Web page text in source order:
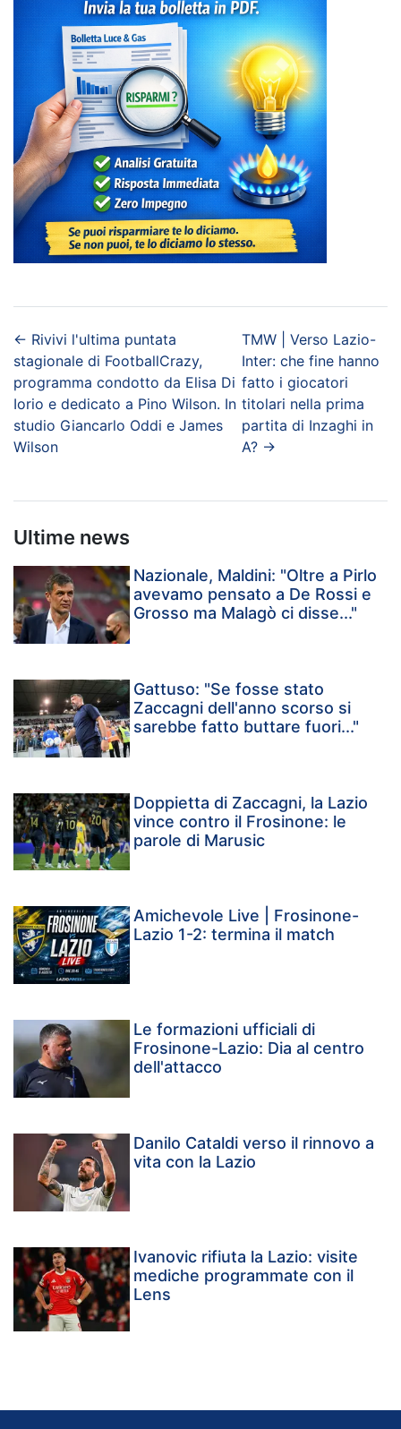
← Rivivi l'ultima puntata
stagionale di FootballCrazy,
programma condotto da Elisa Di
Iorio e dedicato a Pino Wilson. In
studio Giancarlo Oddi e James
Wilson
TMW | Verso Lazio-
Inter: che fine hanno
fatto i giocatori
titolari nella prima
partita di Inzaghi in
A? →
Ultime news
Nazionale, Maldini: "Oltre a Pirlo
avevamo pensato a De Rossi e
Grosso ma Malagò ci disse..."
Gattuso: "Se fosse stato
Zaccagni dell'anno scorso si
sarebbe fatto buttare fuori..."
Doppietta di Zaccagni, la Lazio
vince contro il Frosinone: le
parole di Marusic
Amichevole Live | Frosinone-
Lazio 1-2: termina il match
Le formazioni ufficiali di
Frosinone-Lazio: Dia al centro
dell'attacco
Danilo Cataldi verso il rinnovo a
vita con la Lazio
Ivanovic rifiuta la Lazio: visite
mediche programmate con il
Lens